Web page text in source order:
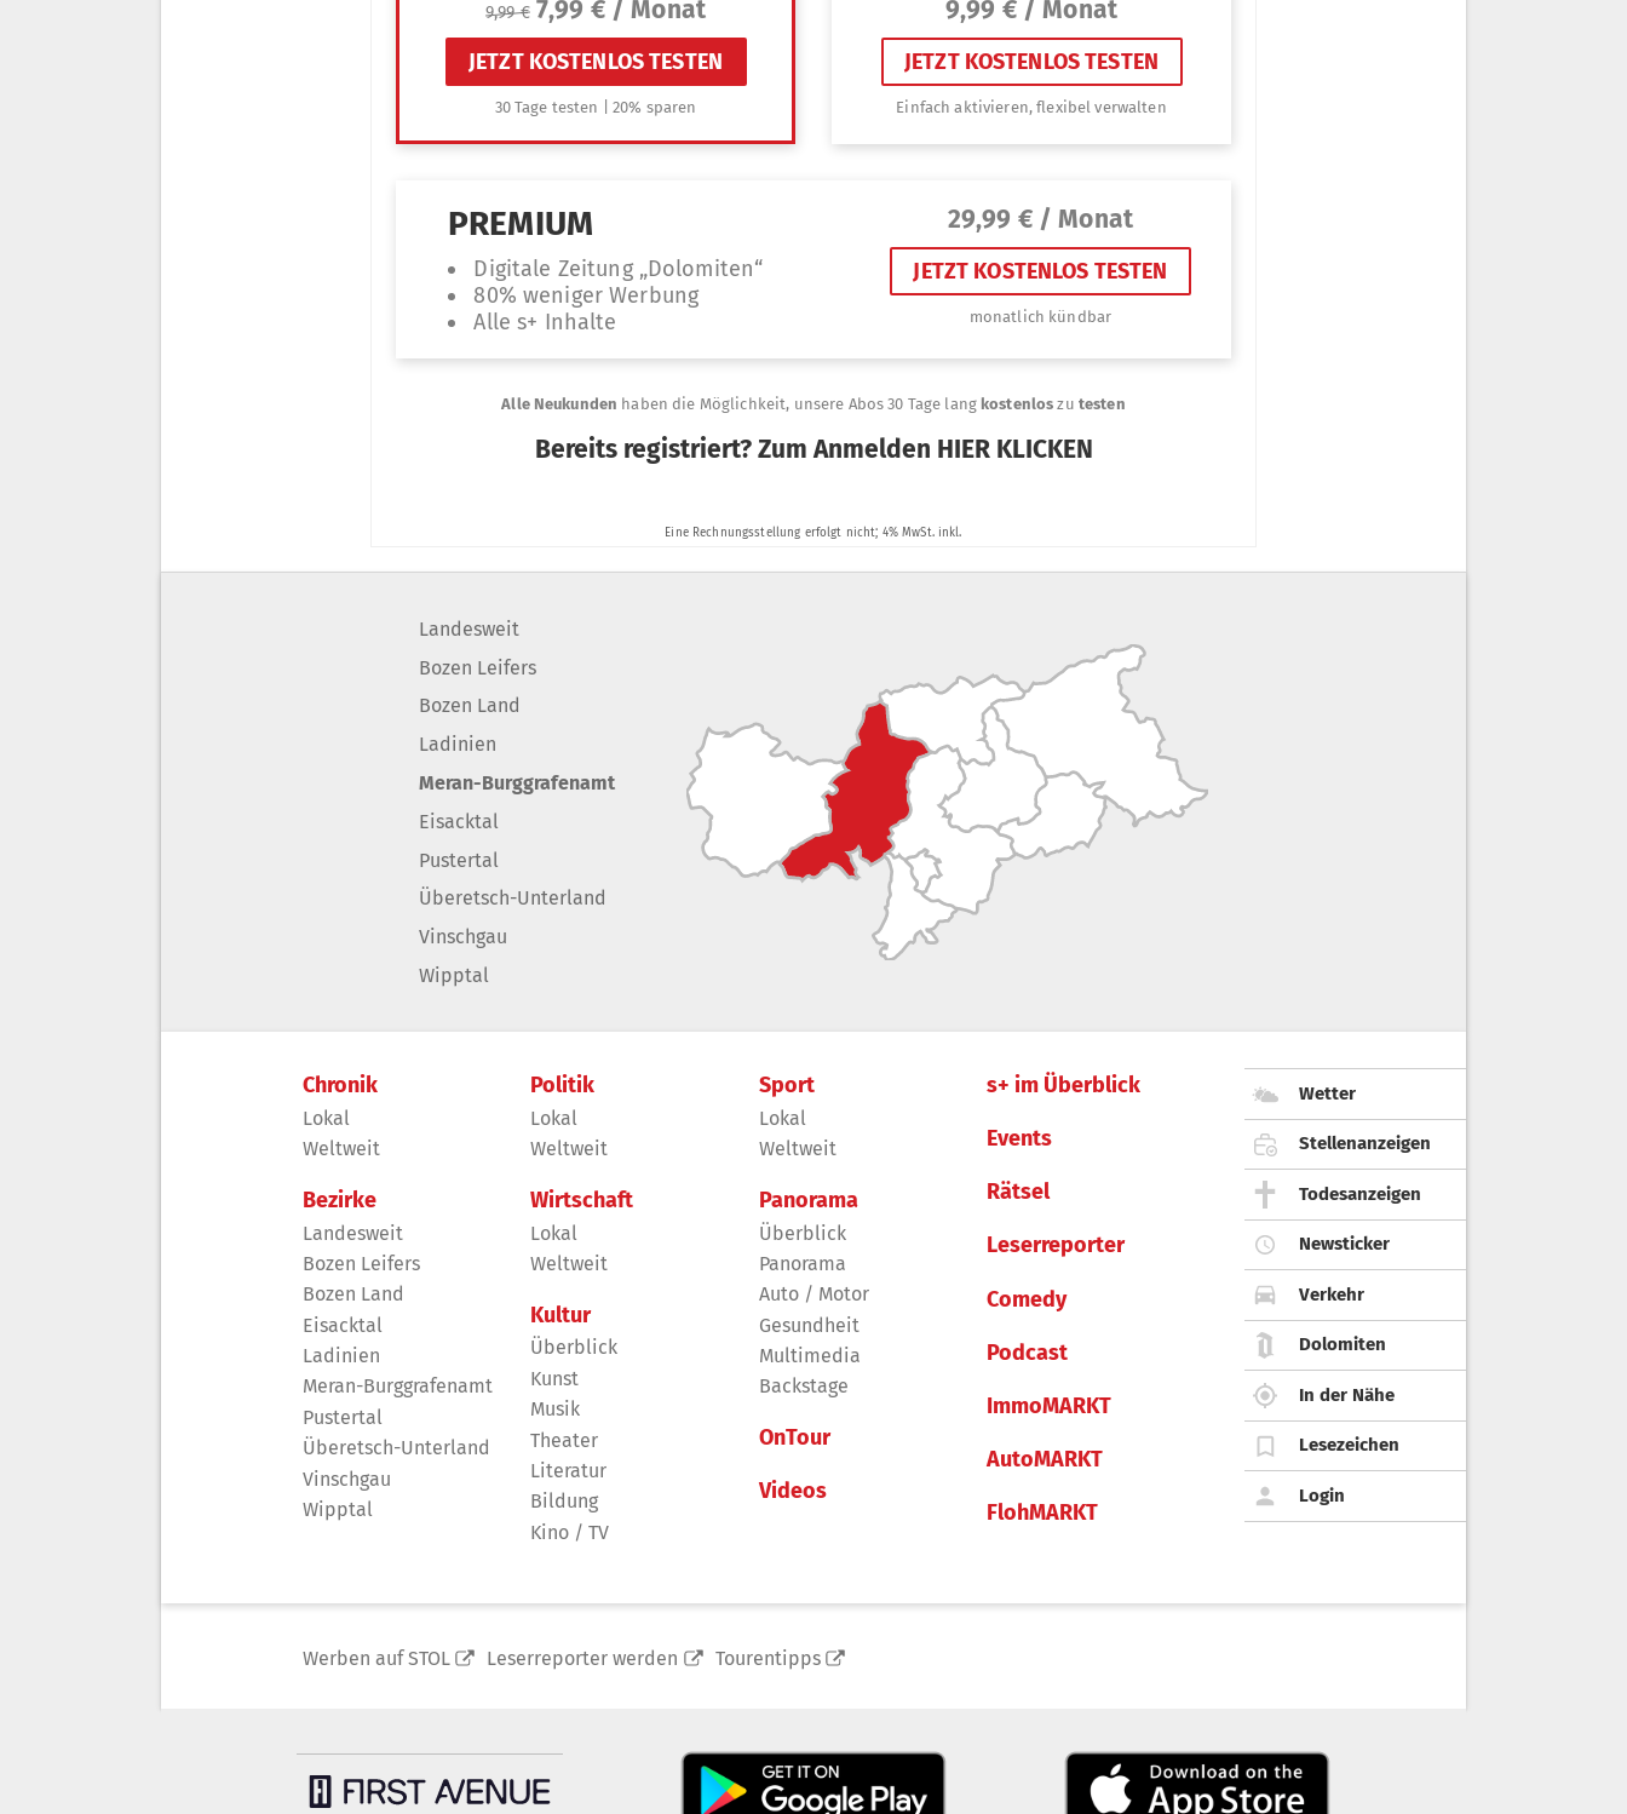
Landesweit
Bozen Leifers
Bozen Land
Ladinien
Meran-Burggrafenamt
Eisacktal
Pustertal
Überetsch-Unterland
Vinschgau
Wipptal
Chronik
Lokal
Weltweit
Bezirke
Landesweit
Bozen Leifers
Bozen Land
Eisacktal
Ladinien
Meran-Burggrafenamt
Pustertal
Überetsch-Unterland
Vinschgau
Wipptal
Politik
Lokal
Weltweit
Wirtschaft
Lokal
Weltweit
Kultur
Überblick
Kunst
Musik
Theater
Literatur
Bildung
Kino / TV
Sport
Lokal
Weltweit
Panorama
Überblick
Panorama
Auto / Motor
Gesundheit
Multimedia
Backstage
OnTour
Videos
s+ im Überblick
Events
Rätsel
Leserreporter
Comedy
Podcast
ImmoMARKT
AutoMARKT
FlohMARKT
Wetter
Stellenanzeigen
Todesanzeigen
Newsticker
Verkehr
Dolomiten
In der Nähe
Lesezeichen
Login
Werben auf STOL Leserreporter werden Tourentipps